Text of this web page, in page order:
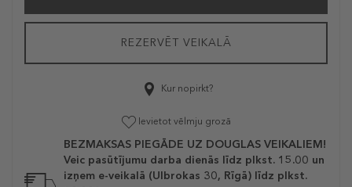
REZERVĒT VEIKALĀ
Kur nopirkt?
Ievietot vēlmju grozā
BEZMAKSAS PIEGĀDE UZ DOUGLAS VEIKALIEM!
Veic pasūtījumu darba dienās līdz plkst. 15.00 un
izņem e-veikalā (Ulbrokas 30, Rīgā) līdz plkst.